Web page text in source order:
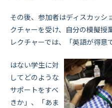
その後、参加者はディスカッシ
クチャーを受け、自分の模擬授
レクチャーでは、「英語が得意
はない学生に対
してどのような
サポートをすべ
きか」、「あま